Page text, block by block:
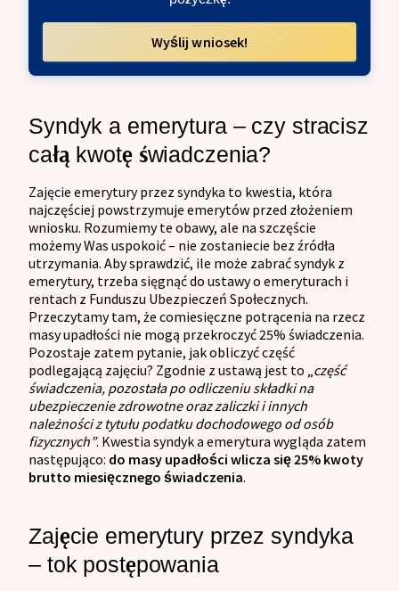
Wyślij wniosek!
Syndyk a emerytura – czy stracisz
całą kwotę świadczenia?
Zajęcie emerytury przez syndyka to kwestia, która
najczęściej powstrzymuje emerytów przed złożeniem
wniosku. Rozumiemy te obawy, ale na szczęście
możemy Was uspokoić – nie zostaniecie bez źródła
utrzymania. Aby sprawdzić, ile może zabrać syndyk z
emerytury, trzeba sięgnąć do ustawy o emeryturach i
rentach z Funduszu Ubezpieczeń Społecznych.
Przeczytamy tam, że comiesięczne potrącenia na rzecz
masy upadłości nie mogą przekroczyć 25% świadczenia.
Pozostaje zatem pytanie, jak obliczyć część
podlegającą zajęciu? Zgodnie z ustawą jest to „ część
świadczenia, pozostała po odliczeniu składki na
ubezpieczenie zdrowotne oraz zaliczki i innych
należności z tytułu podatku dochodowego od osób
fizycznych”. Kwestia syndyk a emerytura wygląda zatem
następująco: do masy upadłości wlicza się 25% kwoty
brutto miesięcznego świadczenia.
Zajęcie emerytury przez syndyka
– tok postępowania